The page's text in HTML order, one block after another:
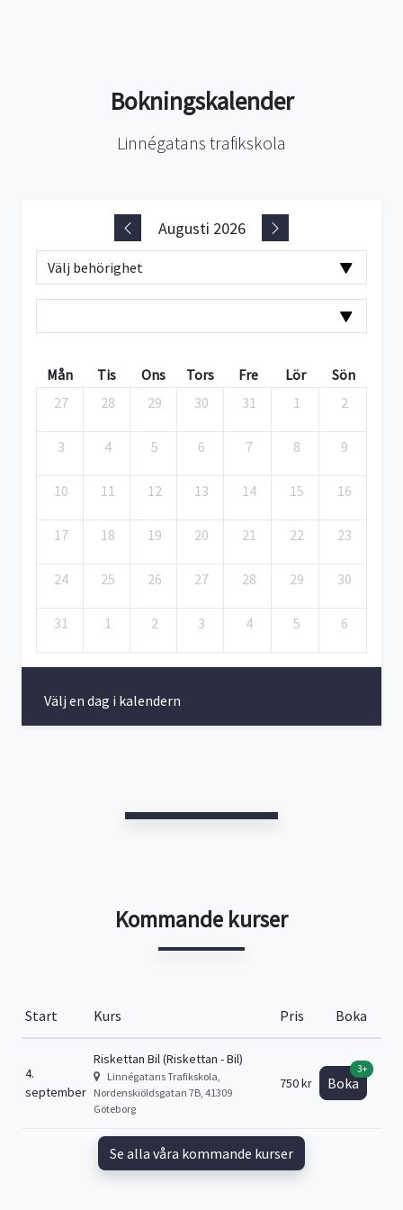
Bokningskalender
Linnégatans trafikskola
Augusti 2026
Mån Tis Ons Tors Fre Lör
Sön
27
28 29 30 31 1 2
3 4 5 6 7 8 9
10 11 12 13 14 15 16
17 18 19 20 21 22 23
24 25 26 27 28 29 30
31 1 2 3 4 5 6
Välj en dag i kalendern
Kommande kurser
Start Kurs Pris Boka
4.
september
Riskettan Bil (Riskettan - Bil)
Linnégatans Trafikskola,
Nordenskiöldsgatan 7B, 41309
Göteborg
750 kr Boka
3+
Se alla våra kommande kurser